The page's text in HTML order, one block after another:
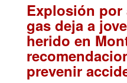
Explosión por
gas deja a
herido en
prevenir